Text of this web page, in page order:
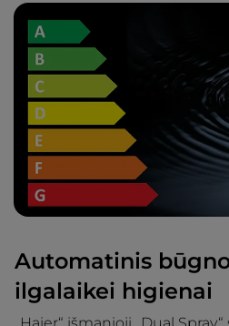
Automatinis
ilgalaikei higienai